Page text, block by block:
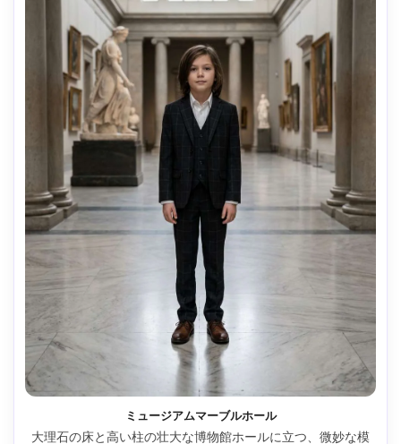
ミュージアムマーブルホール
大理石の床と高い柱の壮大な博物館ホールに立つ、微妙な模